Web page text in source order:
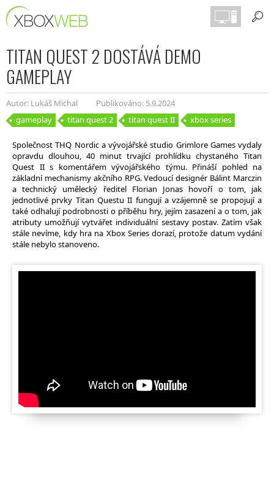
TITAN QUEST 2 DOSTÁVÁ DEMO
GAMEPLAY
Autor: Lukáš Michal
Publikováno: 5.9.2024
gameplay
titan quest 2 titan quest II xbox series
Společnost THQ Nordic a vývojářské studio Grimlore Games vydaly
opravdu dlouhou, 40 minut trvající prohlídku chystaného Titan
Quest II s komentářem vývojářského týmu. Přináší pohled na
základní mechanismy akčního RPG. Vedoucí designér Bálint Marczin
a technický umělecký ředitel Florian Jonas hovoří o tom, jak
jednotlivé prvky Titan Questu II fungují a vzájemně se propojují a
také odhalují podrobnosti o příběhu hry, jejím zasazení a o tom, jak
atributy umožňují vytvářet individuální sestavy postav. Zatím však
stále nevíme, kdy hra na Xbox Series dorazí, protože datum vydání
stále nebylo stanoveno.